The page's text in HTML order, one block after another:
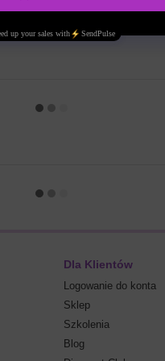
Dla Klientów
Logowanie do konta
Sklep
Szkolenia
Blog